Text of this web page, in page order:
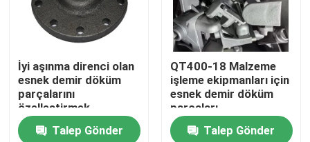
Hakkımızda
Fabrika turu
Kalite kontrol
İyi aşınma direnci olan
esnek demir döküm
parçalarını
özelleştirmek
Talep Gönder
QT400-18 Malzeme
işleme ekipmanları için
esnek demir döküm
parçaları
Talep Gönder